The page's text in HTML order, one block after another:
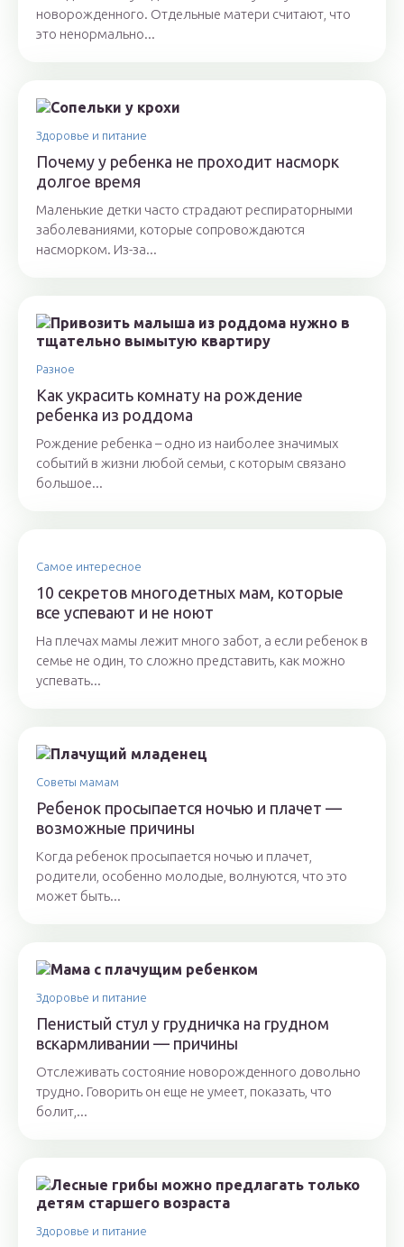
новорожденного. Отдельные матери считают, что
это ненормально...
Здоровье и питание
Почему у ребенка не проходит насморк
долгое время
Маленькие детки часто страдают респираторными
заболеваниями, которые сопровождаются
насморком. Из-за...
Разное
Как украсить комнату на рождение
ребенка из роддома
Рождение ребенка – одно из наиболее значимых
событий в жизни любой семьи, с которым связано
большое...
Самое интересное
10 секретов многодетных мам, которые
все успевают и не ноют
На плечах мамы лежит много забот, а если ребенок в
семье не один, то сложно представить, как можно
успевать...
Советы мамам
Ребенок просыпается ночью и плачет —
возможные причины
Когда ребенок просыпается ночью и плачет,
родители, особенно молодые, волнуются, что это
может быть...
Здоровье и питание
Пенистый стул у грудничка на грудном
вскармливании — причины
Отслеживать состояние новорожденного довольно
трудно. Говорить он еще не умеет, показать, что
болит,...
Здоровье и питание